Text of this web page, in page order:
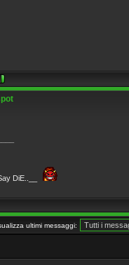
DiE..__
ultimi messaggi: